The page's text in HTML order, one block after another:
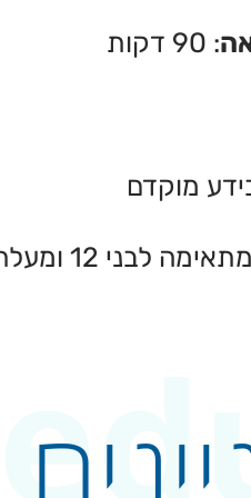
: 90 דקות
מוקדם
לבני 12 ומעלה